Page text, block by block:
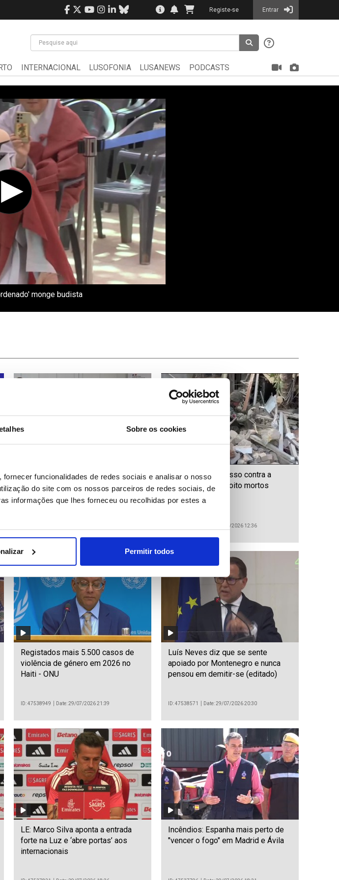
Sobre os cookies
funcionalidades de redes sociais e analisar o nosso
do site com os nossos parceiros de redes sociais, de
informações que lhes forneceu ou recolhidas por estes a
Permitir todos
Registe-se Entrar
INTERNACIONAL LUSOFONIA LUSANEWS PODCASTS
monge budista
Incêndios: Ministro do Interior
francês diz que situação continua
"bastante complicada"
Ucrânia: Ataque russo contra a
Ucrânia provocou oito mortos
Date: 30/07/2026 12:36
Registados mais 5.500 casos de
violência de género em 2026 no
Haiti - ONU
ID: 47538949 Date: 29/07/2026 21:39
Luís Neves diz que se sente
apoiado por Montenegro e nunca
pensou em demitir-se (editado)
ID: 47538571 Date: 29/07/2026 20:30
LE: Marco Silva aponta a entrada
forte na Luz e ‘abre portas’ aos
internacionais
Incêndios: Espanha mais perto de
"vencer o fogo" em Madrid e Ávila